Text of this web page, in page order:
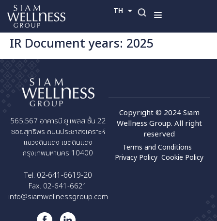
TH
EN
IR Document years: 2025
565,567 อาคารบี.ยู.เพลส ชั้น 22
ซอยสุทธิพร ถนนประชาสงเคราะห์
แขวงดินแดง เขตดินแดง
กรุงเทพมหานคร 10400
Tel. 02-641-6619-20
Fax. 02-641-6621
info@siamwellnessgroup.com
Copyright © 2024 Siam
Wellness Group. All right
reserved
Terms and Conditions
Privacy Policy Cookie Policy